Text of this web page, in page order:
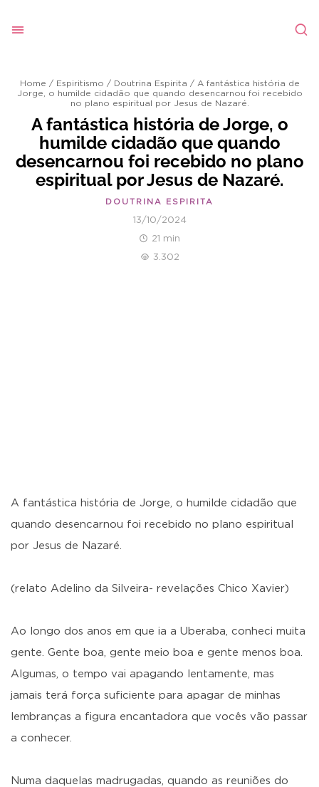
Home / Espiritismo / Doutrina Espirita / A fantástica história de
Jorge, o humilde cidadão que quando desencarnou foi recebido
no plano espiritual por Jesus de Nazaré.
A fantástica história de Jorge, o
humilde cidadão que quando
desencarnou foi recebido no plano
espiritual por Jesus de Nazaré.
DOUTRINA ESPIRITA
13/10/2024
21 min
3.302
A fantástica história de Jorge, o humilde cidadão que
quando desencarnou foi recebido no plano espiritual
por Jesus de Nazaré.
(relato Adelino da Silveira- revelações Chico Xavier)
Ao longo dos anos em que ia a Uberaba, conheci muita
gente. Gente boa, gente meio boa e gente menos boa.
Algumas, o tempo vai apagando lentamente, mas
jamais terá força suficiente para apagar de minhas
lembranças a figura encantadora que vocês vão passar
a conhecer.
Numa daquelas madrugadas, quando as reuniões do